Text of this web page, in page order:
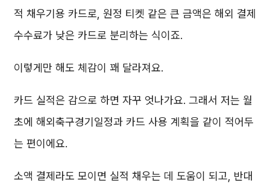
적 채우기용 카드로, 원정 티켓 같은 큰 금액은 해외 결제
수수료가 낮은 카드로 분리하는 식이죠.
이렇게만 해도 체감이 꽤 달라져요.
카드 실적은 감으로 하면 자꾸 엇나가요. 그래서 저는 월
초에 해외축구경기일정과 카드 사용 계획을 같이 적어두
는 편이에요.
소액 결제라도 모이면 실적 채우는 데 도움이 되고, 반대